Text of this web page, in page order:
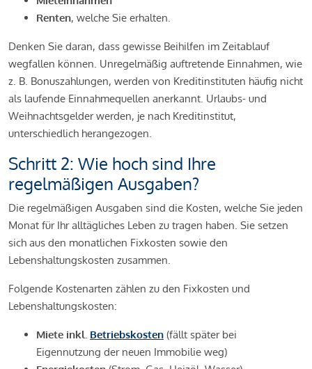
Renten, welche Sie erhalten.
Denken Sie daran, dass gewisse Beihilfen im Zeitablauf
wegfallen können. Unregelmäßig auftretende Einnahmen, wie
z. B. Bonuszahlungen, werden von Kreditinstituten häufig nicht
als laufende Einnahmequellen anerkannt. Urlaubs- und
Weihnachtsgelder werden, je nach Kreditinstitut,
unterschiedlich herangezogen.
Schritt 2: Wie hoch sind Ihre
regelmäßigen Ausgaben?
Die regelmäßigen Ausgaben sind die Kosten, welche Sie jeden
Monat für Ihr alltägliches Leben zu tragen haben. Sie setzen
sich aus den monatlichen Fixkosten sowie den
Lebenshaltungskosten zusammen.
Folgende Kostenarten zählen zu den Fixkosten und
Lebenshaltungskosten:
Miete inkl. Betriebskosten (fällt später bei
Eigennutzung der neuen Immobilie weg)